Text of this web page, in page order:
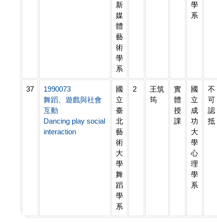
新
媒
體
藝
術
學
系
學
系
37
1990073
舞蹈、遊戲與社會
互動
Dancing play social
interaction
國
立
臺
北
藝
術
大
學
舞
蹈
學
系
2
王筑
筠
實
體
授
課
國
立
成
功
大
學
心
理
學
系
不
可
認
抵